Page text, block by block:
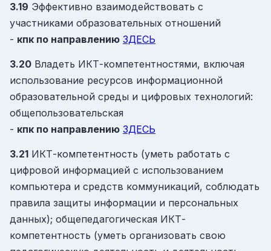
3.19 Эффективно взаимодействовать с
участниками образовательных отношений
- кпк по направлению ЗДЕСЬ
3.20 Владеть ИКТ-компетентностями, включая
использование ресурсов информационной
образовательной среды и цифровых технологий:
общепользовательская
- кпк по направлению ЗДЕСЬ
3.21 ИКТ-компетентность (уметь работать с
цифровой информацией с использованием
компьютера и средств коммуникаций, соблюдать
правила защиты информации и персональных
данных); общепедагогическая ИКТ-
компетентность (уметь организовать свою